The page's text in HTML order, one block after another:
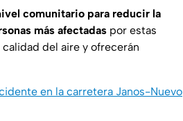
comunitario para reducir la
más afectadas por estas
del aire y ofrecerán
en la carretera Janos-Nuevo